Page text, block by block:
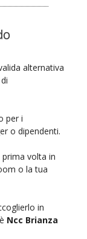
alternativa
per i
o dipendenti.
volta in
o la tua
in
Ncc Brianza